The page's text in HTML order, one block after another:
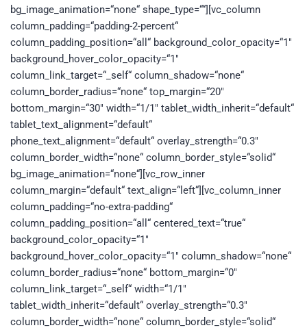
bg_image_animation=“none“ shape_type=““][vc_column
column_padding=“padding-2-percent“
column_padding_position=“all“ background_color_opacity=“1″
background_hover_color_opacity=“1″
column_link_target=“_self“ column_shadow=“none“
column_border_radius=“none“ top_margin=“20″
bottom_margin=“30″ width=“1/1″ tablet_width_inherit=“default“
tablet_text_alignment=“default“
phone_text_alignment=“default“ overlay_strength=“0.3″
column_border_width=“none“ column_border_style=“solid“
bg_image_animation=“none“][vc_row_inner
column_margin=“default“ text_align=“left“][vc_column_inner
column_padding=“no-extra-padding“
column_padding_position=“all“ centered_text=“true“
background_color_opacity=“1″
background_hover_color_opacity=“1″ column_shadow=“none“
column_border_radius=“none“ bottom_margin=“0″
column_link_target=“_self“ width=“1/1″
tablet_width_inherit=“default“ overlay_strength=“0.3″
column_border_width=“none“ column_border_style=“solid“